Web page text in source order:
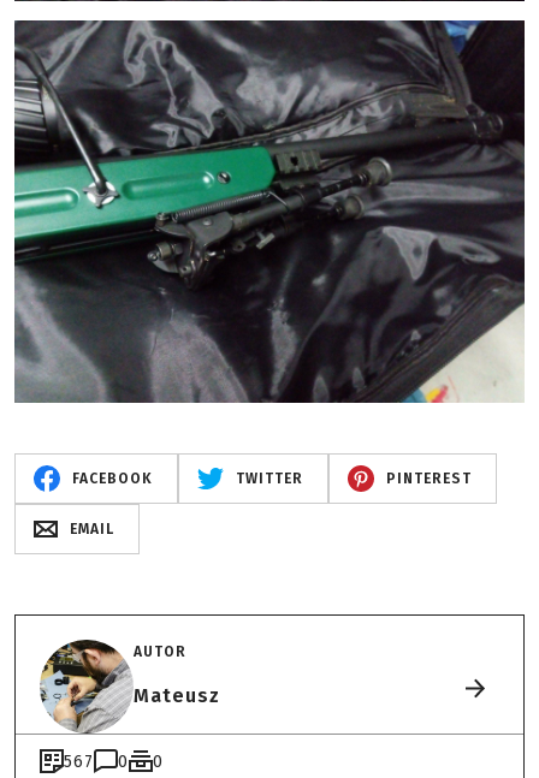
FACEBOOK TWITTER PINTEREST
EMAIL
AUTOR
Mateusz
567 0 0